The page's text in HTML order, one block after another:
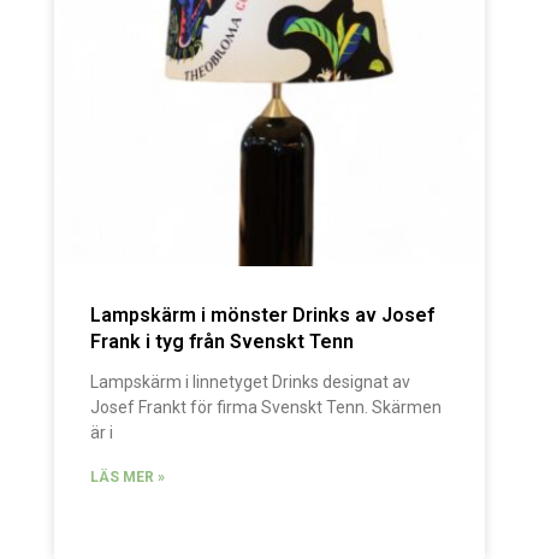
Lampskärm i mönster Drinks av Josef
Frank i tyg från Svenskt Tenn
Lampskärm i linnetyget Drinks designat av
Josef Frankt för firma Svenskt Tenn. Skärmen
är i
LÄS MER »